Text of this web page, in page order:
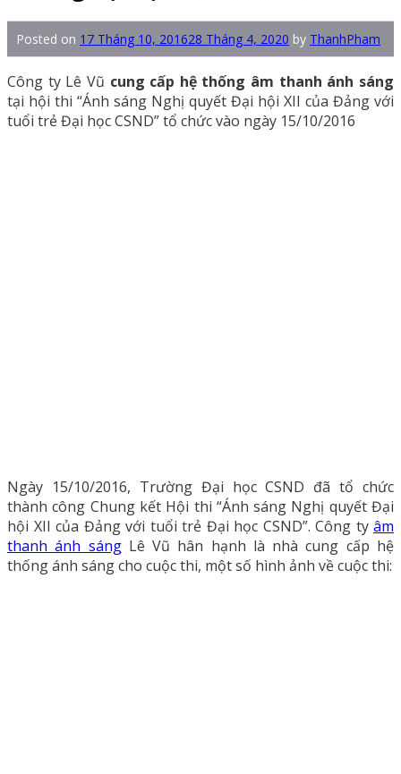
Posted on 17 Tháng 10, 201628 Tháng 4, 2020 by ThanhPham
Công ty Lê Vũ cung cấp hệ thống âm thanh ánh sáng
tại hội thi “Ánh sáng Nghị quyết Đại hội XII của Đảng với
tuổi trẻ Đại học CSND” tổ chức vào ngày 15/10/2016
Ngày 15/10/2016, Trường Đại học CSND đã tổ chức
thành công Chung kết Hội thi “Ánh sáng Nghị quyết Đại
hội XII của Đảng với tuổi trẻ Đại học CSND”. Công ty âm
thanh ánh sángLê Vũ hân hạnh là nhà cung cấp hệ
thống ánh sáng cho cuộc thi, một số hình ảnh về cuộc thi: